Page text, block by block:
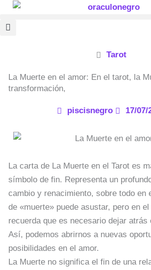
contenido
Tarot
La Muerte en el amor: En el tarot, la
transformación,
piscisnegro 17/07/
La carta de La Muerte en el Tarot es
símbolo de fin. Representa un
cambio y renacimiento, sobre todo en
de «muerte» puede asustar, pero en el
recuerda que es necesario dejar atrás
Así, podemos abrirnos a nuevas
posibilidades en el amor.
La Muerte no significa el fin de una